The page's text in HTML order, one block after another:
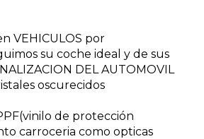
VEHICULOS por
su coche ideal y de sus
DEL AUTOMOVIL
oscurecidos
de protección
carroceria como opticas